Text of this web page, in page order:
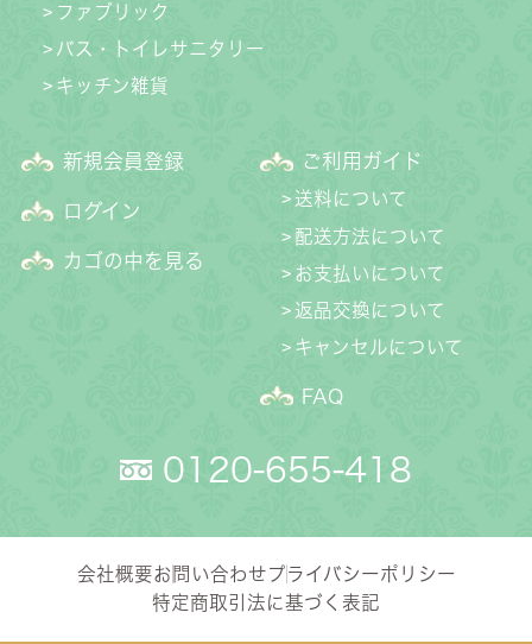
ファブリック
バス・トイレサニタリー
キッチン雑貨
新規会員登録
ログイン
カゴの中を見る
ご利用ガイド
送料について
配送方法について
お支払いについて
返品交換について
キャンセルについて
FAQ
0120-655-418
会社概要お問い合わせプライバシーポリシー
特定商取引法に基づく表記